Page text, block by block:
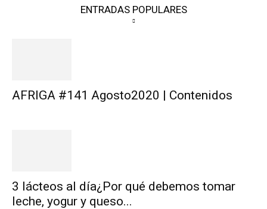
ENTRADAS POPULARES
AFRIGA #141 Agosto2020 | Contenidos
3 lácteos al día¿Por qué debemos tomar
leche, yogur y queso...